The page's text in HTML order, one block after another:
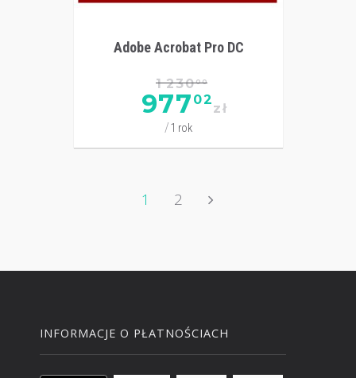
Adobe Acrobat Pro DC
1 23000
977 02
zł
1 rok
1 2
INFORMACJE O PŁATNOŚCIACH